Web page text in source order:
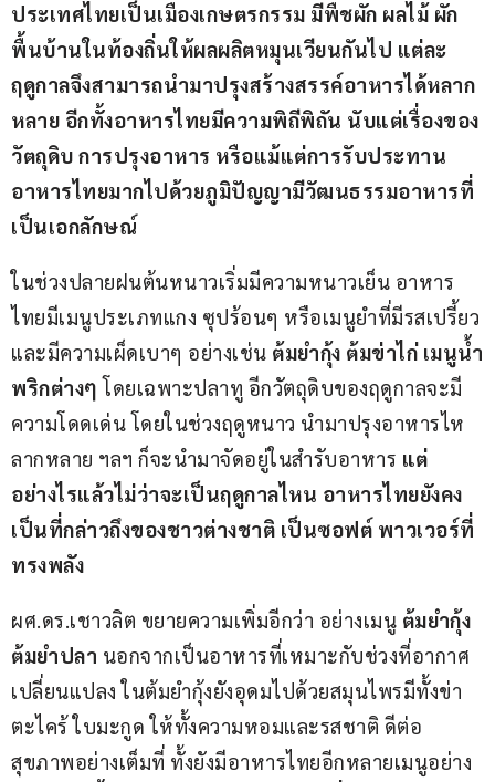
ประเทศไทยเป็นเมืองเกษตรกรรม มีพืชผัก ผลไม้ ผัก
พื้นบ้านในท้องถิ่นให้ผลผลิตหมุนเวียนกันไป แต่ละ
ฤดูกาลจึงสามารถนำมาปรุงสร้างสรรค์อาหารได้หลาก
หลาย อีกทั้งอาหารไทยมีความพิถีพิถัน นับแต่เรื่องของ
วัตถุดิบ การปรุงอาหาร หรือแม้แต่การรับประทาน
อาหารไทยมากไปด้วยภูมิปัญญามีวัฒนธรรมอาหารที่
เป็นเอกลักษณ์
ในช่วงปลายฝนต้นหนาวเริ่มมีความหนาวเย็น อาหาร
ไทยมีเมนูประเภทแกง ซุปร้อนๆ หรือเมนูยำที่มีรสเปรี้ยว
และมีความเผ็ดเบาๆ อย่างเช่น ต้มยำกุ้ง ต้มข่าไก่ เมนูน้ำ
พริกต่างๆ โดยเฉพาะปลาทู อีกวัตถุดิบของฤดูกาลจะมี
ความโดดเด่น โดยในช่วงฤดูหนาว นำมาปรุงอาหารไห
ลากหลาย ฯลฯ ก็จะนำมาจัดอยู่ในสำรับอาหาร แต่
อย่างไรแล้วไม่ว่าจะเป็นฤดูกาลไหน อาหารไทยยังคง
เป็นที่กล่าวถึงของชาวต่างชาติ เป็นซอฟต์ พาวเวอร์ที่
ทรงพลัง
ผศ.ดร.เชาวลิต ขยายความเพิ่มอีกว่า อย่างเมนู ต้มยำกุ้ง
ต้มยำปลา นอกจากเป็นอาหารที่เหมาะกับช่วงที่อากาศ
เปลี่ยนแปลง ในต้มยำกุ้งยังอุดมไปด้วยสมุนไพรมีทั้งข่า
ตะไคร้ ใบมะกูด ให้ทั้งความหอมและรสชาติ ดีต่อ
สุขภาพอย่างเต็มที่ ทั้งยังมีอาหารไทยอีกหลายเมนูอย่าง